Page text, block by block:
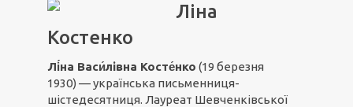
Ліна
Костенко
Лі́на Васи́лівна Косте́нко (19 березня
1930) — українська письменниця-
шістедесятниця. Лауреат Шевченківської